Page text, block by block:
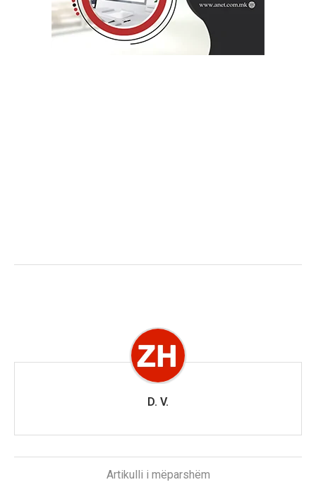
D. V.
Artikulli i mëparshëm